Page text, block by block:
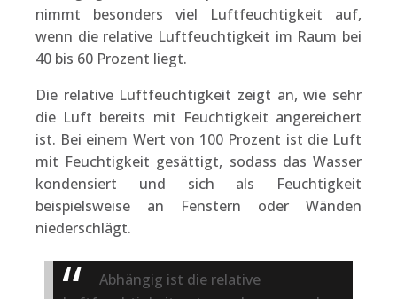
nimmt besonders viel Luftfeuchtigkeit auf,
wenn die relative Luftfeuchtigkeit im Raum bei
40 bis 60 Prozent liegt.
Die relative Luftfeuchtigkeit zeigt an, wie sehr
die Luft bereits mit Feuchtigkeit angereichert
ist. Bei einem Wert von 100 Prozent ist die Luft
mit Feuchtigkeit gesättigt, sodass das Wasser
kondensiert und sich als Feuchtigkeit
beispielsweise an Fenstern oder Wänden
niederschlägt.
Abhängig ist die relative